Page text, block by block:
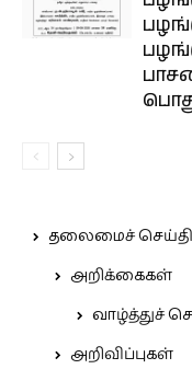
தலைமைச்
அறிக்கைகள்
வாழ்த்துச்
அறிவிப்புகள்